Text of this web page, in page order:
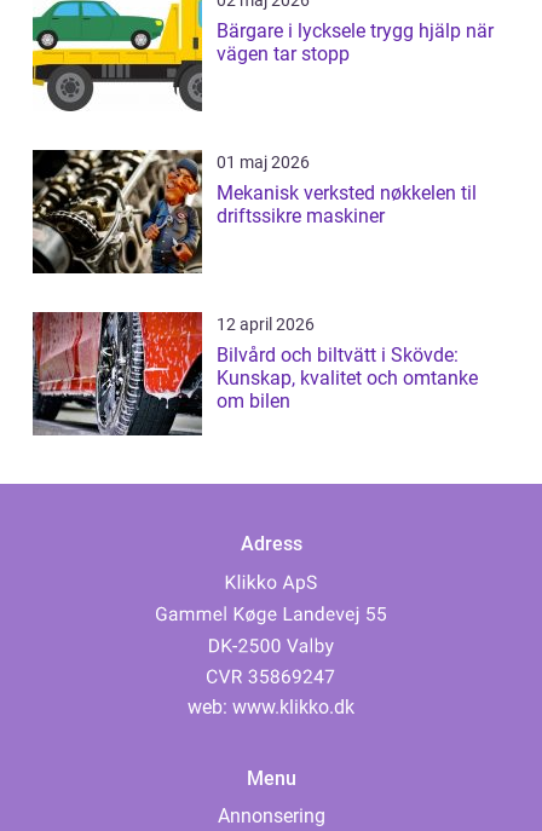
Bärgare i lycksele trygg hjälp när
vägen tar stopp
01 maj 2026
Mekanisk verksted nøkkelen til
driftssikre maskiner
12 april 2026
Bilvård och biltvätt i Skövde:
Kunskap, kvalitet och omtanke
om bilen
Adress
web: www.klikko.dk
Menu
Annonsering